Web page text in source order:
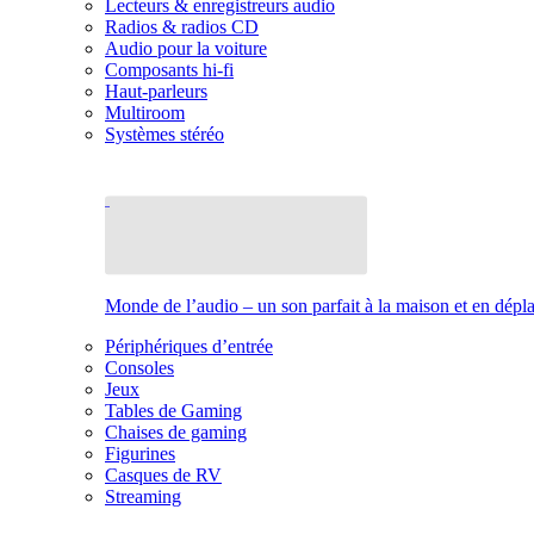
Lecteurs & enregistreurs audio
Radios & radios CD
Audio pour la voiture
Composants hi-fi
Haut-parleurs
Multiroom
Systèmes stéréo
Monde de l’audio – un son parfait à la maison et en
Périphériques d’entrée
Consoles
Jeux
Tables de Gaming
Chaises de gaming
Figurines
Casques de RV
Streaming